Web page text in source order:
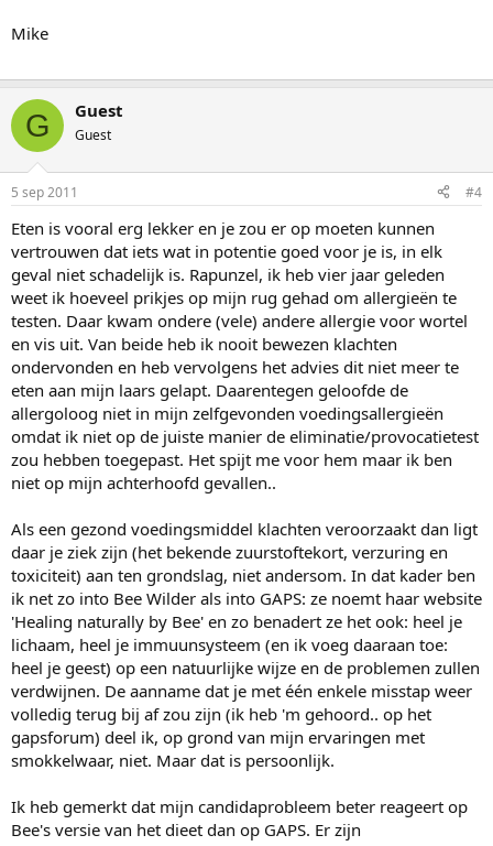
Mike
G Guest
Guest
5 sep 2011 #4
Eten is vooral erg lekker en je zou er op moeten kunnen
vertrouwen dat iets wat in potentie goed voor je is, in elk
geval niet schadelijk is. Rapunzel, ik heb vier jaar geleden
weet ik hoeveel prikjes op mijn rug gehad om allergieën te
testen. Daar kwam ondere (vele) andere allergie voor wortel
en vis uit. Van beide heb ik nooit bewezen klachten
ondervonden en heb vervolgens het advies dit niet meer te
eten aan mijn laars gelapt. Daarentegen geloofde de
allergoloog niet in mijn zelfgevonden voedingsallergieën
omdat ik niet op de juiste manier de eliminatie/provocatietest
zou hebben toegepast. Het spijt me voor hem maar ik ben
niet op mijn achterhoofd gevallen..
Als een gezond voedingsmiddel klachten veroorzaakt dan ligt
daar je ziek zijn (het bekende zuurstoftekort, verzuring en
toxiciteit) aan ten grondslag, niet andersom. In dat kader ben
ik net zo into Bee Wilder als into GAPS: ze noemt haar website
'Healing naturally by Bee' en zo benadert ze het ook: heel je
lichaam, heel je immuunsysteem (en ik voeg daaraan toe:
heel je geest) op een natuurlijke wijze en de problemen zullen
verdwijnen. De aanname dat je met één enkele misstap weer
volledig terug bij af zou zijn (ik heb 'm gehoord.. op het
gapsforum) deel ik, op grond van mijn ervaringen met
smokkelwaar, niet. Maar dat is persoonlijk.
Ik heb gemerkt dat mijn candidaprobleem beter reageert op
Bee's versie van het dieet dan op GAPS. Er zijn